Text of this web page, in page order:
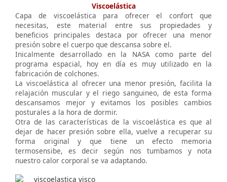
Viscoelástica
Capa de viscoelástica para ofrecer el confort que
necesitas, este material entre sus propiedades y
beneficios principales destaca por ofrecer una menor
presión sobre el cuerpo que descansa sobre el.
Inicalmente desarrollado en la NASA como parte del
programa espacial, hoy en día es muy utilizado en la
fabricación de colchones.
La viscoelástica al ofrecer una menor presión, facilita la
relajación muscular y el riego sanguineo, de esta forma
descansamos mejor y evitamos los posibles cambios
posturales a la hora de dormir.
Otra de las características de la viscoelástica es que al
dejar de hacer presión sobre ella, vuelve a recuperar su
forma original y que tiene un efecto memoria
termosensibe, es decir según nos tumbamos y nota
nuestro calor corporal se va adaptando.